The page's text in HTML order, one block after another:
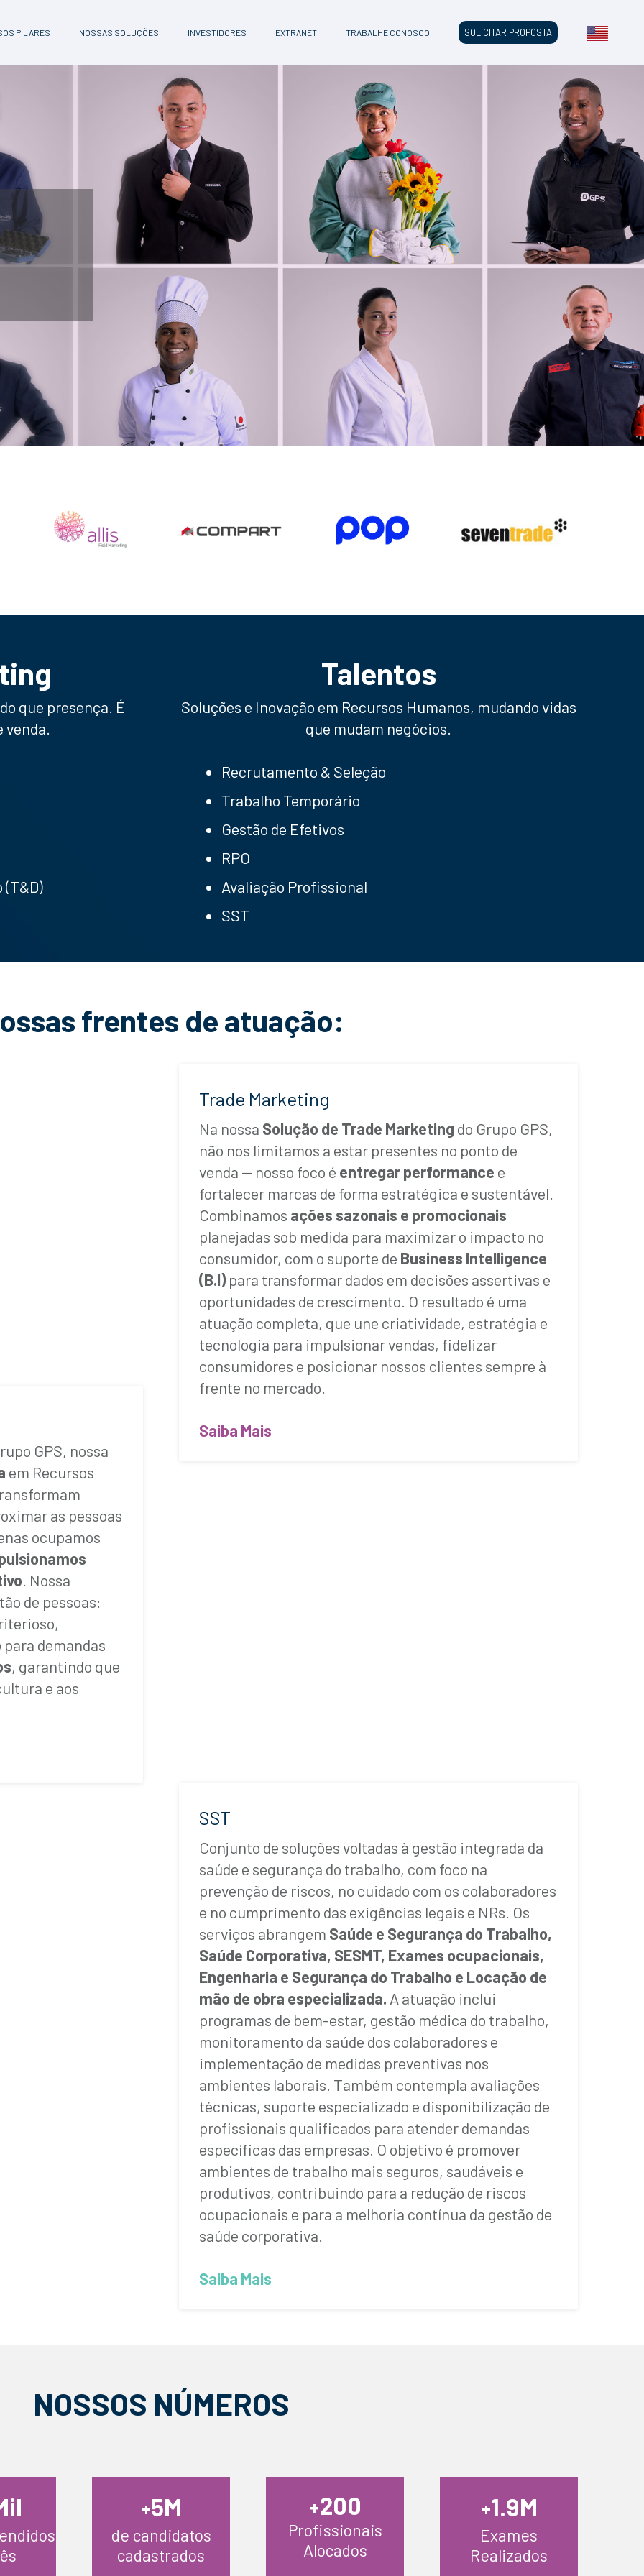
PILARES NOSSAS SOLUÇÕES INVESTIDORES EXTRANET TRABALHE CONOSCO SOLICITAR PROPOSTA
que presença. É
Talentos
Soluções e Inovação em Recursos Humanos, mudando vidas
que mudam negócios.
Recrutamento & Seleção
Trabalho Temporário
Gestão de Efetivos
RPO
Avaliação Profissional
SST
frentes de atuação:
GPS, nossa
em Recursos
as pessoas
ocupamos
. Nossa
de pessoas:
para demandas
, garantindo que
e aos
Trade Marketing
Na nossa Solução de Trade Marketing do Grupo GPS,
não nos limitamos a estar presentes no ponto de
venda — nosso foco é entregar performance e
fortalecer marcas de forma estratégica e sustentável.
Combinamos ações sazonais e promocionais
planejadas sob medida para maximizar o impacto no
consumidor, com o suporte de Business Intelligence
(B.I)para transformar dados em decisões assertivas e
oportunidades de crescimento. O resultado é uma
atuação completa, que une criatividade, estratégia e
tecnologia para impulsionar vendas, fidelizar
consumidores e posicionar nossos clientes sempre à
frente no mercado.
Saiba Mais
SST
Conjunto de soluções voltadas à gestão integrada da
saúde e segurança do trabalho, com foco na
prevenção de riscos, no cuidado com os colaboradores
e no cumprimento das exigências legais e NRs. Os
serviços abrangem Saúde e Segurança do Trabalho,
Saúde Corporativa, SESMT, Exames ocupacionais,
Engenharia e Segurança do Trabalho e Locação de
mão de obra especializada. A atuação inclui
programas de bem-estar, gestão médica do trabalho,
monitoramento da saúde dos colaboradores e
implementação de medidas preventivas nos
ambientes laborais. Também contempla avaliações
técnicas, suporte especializado e disponibilização de
profissionais qualificados para atender demandas
específicas das empresas. O objetivo é promover
ambientes de trabalho mais seguros, saudáveis e
produtivos, contribuindo para a redução de riscos
ocupacionais e para a melhoria contínua da gestão de
saúde corporativa.
Saiba Mais
NOSSOS NÚMEROS
+5M
de candidatos
cadastrados
+200
Profissionais
Alocados
+1.9M
Exames
Realizados